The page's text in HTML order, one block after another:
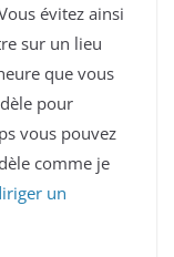
évitez ainsi
sur un lieu
que vous
pour
vous pouvez
comme je
un